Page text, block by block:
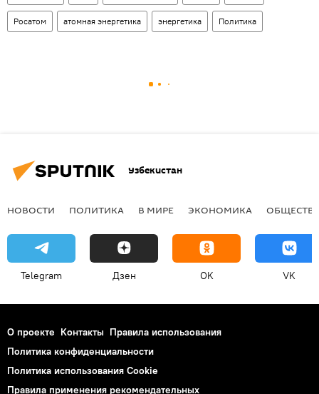
Росатом атомная энергетика энергетика Политика
Узбекистан
НОВОСТИ ПОЛИТИКА В МИРЕ ЭКОНОМИКА
Telegram Дзен OK VK
О проекте Контакты Правила использования
Политика конфиденциальности
Политика использования Cookie
Правила применения рекомендательных